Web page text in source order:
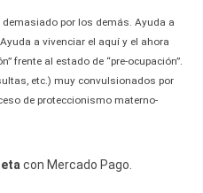
por los demás. Ayuda a
a vivenciar el aquí y el ahora
frente al estado de “pre-ocupación”.
etc.) muy convulsionados por
de proteccionismo materno-
con Mercado Pago.